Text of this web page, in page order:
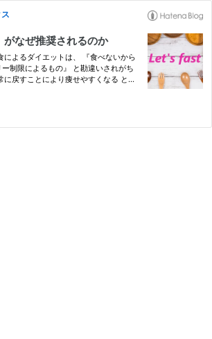
なぜ推奨されるのか
によるダイエットは、 『食べないから
制限によるもの』 と勘違いされがち
に戻すことにより痩せやすくなる とい